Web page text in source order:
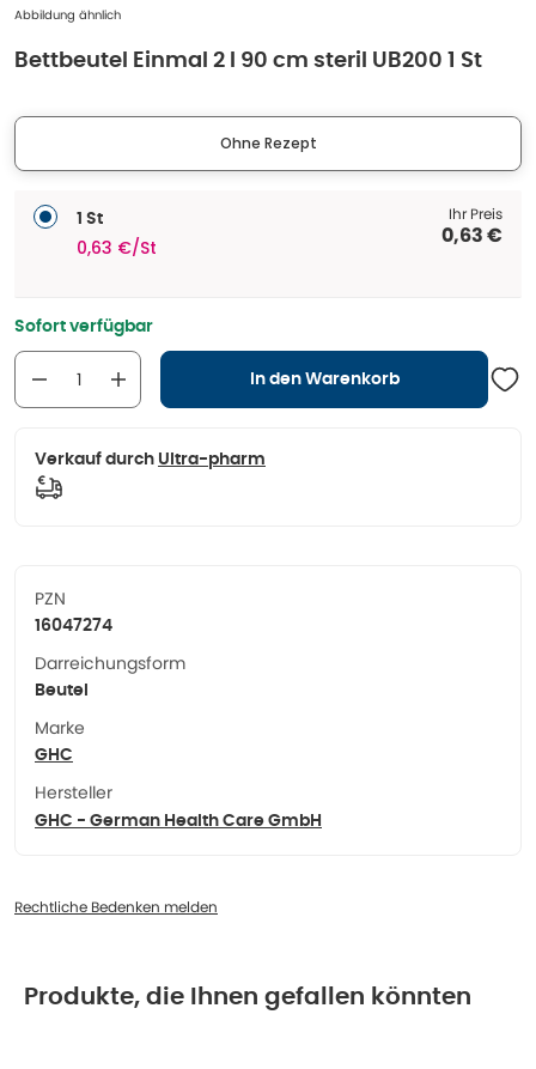
Abbildung ähnlich
Bettbeutel Einmal 2 l 90 cm steril UB200 1 St
Ohne Rezept
1 St
0,63 €/St
Ihr Preis
0,63 €
Sofort verfügbar
In den Warenkorb
Verkauf durch Ultra-pharm
PZN
16047274
Darreichungsform
Beutel
Marke
GHC
Hersteller
GHC - German Health Care GmbH
Rechtliche Bedenken melden
Produkte, die Ihnen gefallen könnten